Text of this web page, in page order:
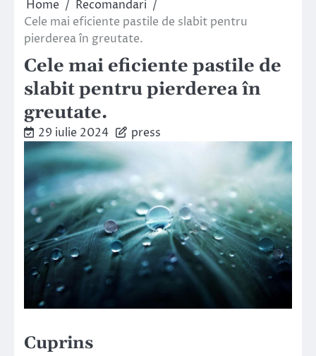
Home
Recomandari
Cele mai eficiente pastile de slabit pentru
pierderea în greutate.
Cele mai eficiente pastile de
slabit pentru pierderea în
greutate.
29 iulie 2024 press
Cuprins